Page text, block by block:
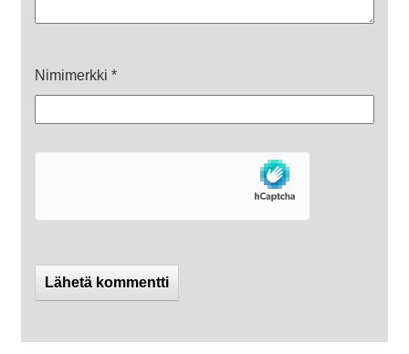
Nimimerkki *